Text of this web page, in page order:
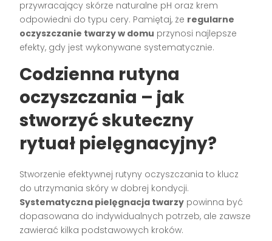
przywracający skórze naturalne pH oraz krem
odpowiedni do typu cery. Pamiętaj, że regularne
oczyszczanie twarzy w domu przynosi najlepsze
efekty, gdy jest wykonywane systematycznie.
Codzienna rutyna
oczyszczania – jak
stworzyć skuteczny
rytuał pielęgnacyjny?
Stworzenie efektywnej rutyny oczyszczania to klucz
do utrzymania skóry w dobrej kondycji.
Systematyczna pielęgnacja twarzy powinna być
dopasowana do indywidualnych potrzeb, ale zawsze
zawierać kilka podstawowych kroków.